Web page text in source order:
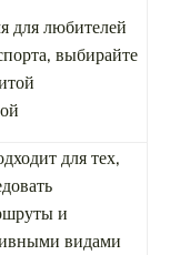
для любителей
выбирайте
для тех,
и
видами